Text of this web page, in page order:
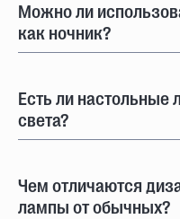
Можно ли
как ночник?
Есть ли настольные
света?
Чем отличаются
лампы от обычных?